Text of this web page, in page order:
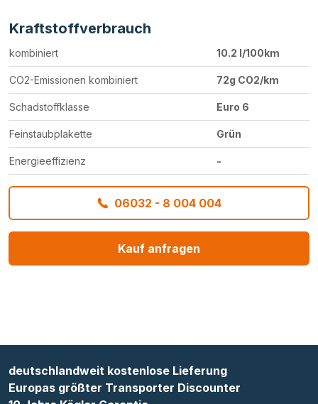
Kraftstoffverbrauch
kombiniert 10.2 l/100km
CO2-Emissionen kombiniert 72g CO2/km
Schadstoffklasse Euro 6
Feinstaubplakette Grün
Energieeffizienz -
06032 - 8 004 004
Kauf anfragen
deutschlandweit kostenlose Lieferung
Europas größter Transporter Discounter